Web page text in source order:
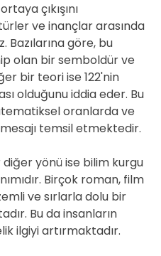
çıkışını
ve inançlar arasında
Bazılarına göre, bu
olan bir semboldür ve
bir teori ise 122'nin
olduğunu iddia eder. Bu
oranlarda ve
temsil etmektedir.
diğer yönü ise bilim kurgu
Birçok roman, film
ve sırlarla dolu bir
Bu da insanların
ilgiyi artırmaktadır.